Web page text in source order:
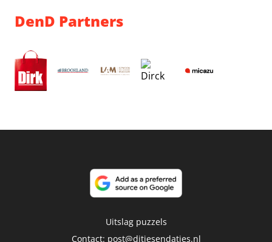
DenD Partners
Uitslag puzzels
Contact: post@ditjesendatjes.nl